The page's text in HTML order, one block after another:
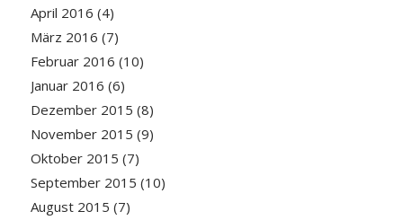
April 2016 (4)
März 2016 (7)
Februar 2016 (10)
Januar 2016 (6)
Dezember 2015 (8)
November 2015 (9)
Oktober 2015 (7)
September 2015 (10)
August 2015 (7)